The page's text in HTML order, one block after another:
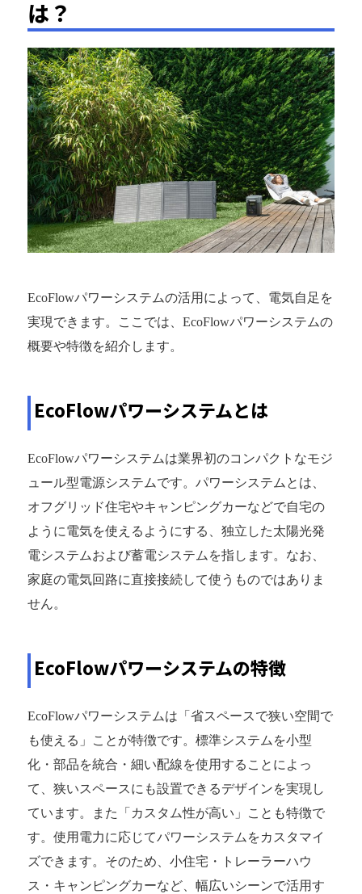
は？
EcoFlowパワーシステムの活用によって、電気自足を
実現できます。ここでは、EcoFlowパワーシステムの
概要や特徴を紹介します。
EcoFlowパワーシステムとは
EcoFlowパワーシステムは業界初のコンパクトなモジ
ュール型電源システムです。パワーシステムとは、
オフグリッド住宅やキャンピングカーなどで自宅の
ように電気を使えるようにする、独立した太陽光発
電システムおよび蓄電システムを指します。なお、
家庭の電気回路に直接接続して使うものではありま
せん。
EcoFlowパワーシステムの特徴
EcoFlowパワーシステムは「省スペースで狭い空間で
も使える」ことが特徴です。標準システムを小型
化・部品を統合・細い配線を使用することによっ
て、狭いスペースにも設置できるデザインを実現し
ています。また「カスタム性が高い」ことも特徴で
す。使用電力に応じてパワーシステムをカスタマイ
ズできます。そのため、小住宅・トレーラーハウ
ス・キャンピングカーなど、幅広いシーンで活用す